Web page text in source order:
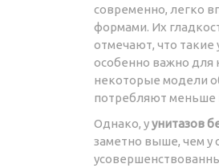
современно, легко
формами. Их
отмечают, что
особенно важно для
некоторые модели
потребляют меньше
Однако, уунитазов
заметно выше, чем у